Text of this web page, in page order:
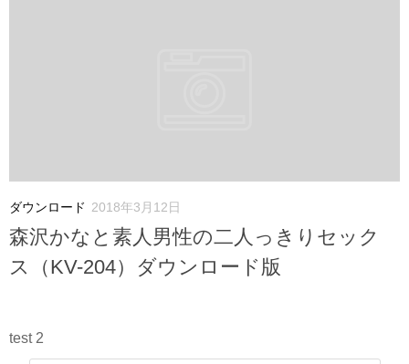
ダウンロード 2018年3月12日
森沢かなと素人男性の二人っきりセック
ス（KV-204）ダウンロード版
test 2